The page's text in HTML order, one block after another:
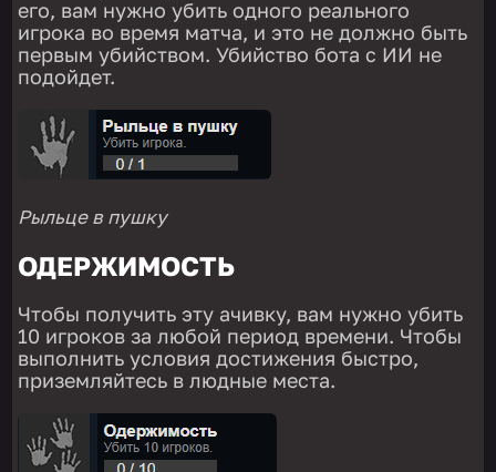
его, вам нужно убить одного реального
игрока во время матча, и это не должно быть
первым убийством. Убийство бота с ИИ не
подойдет.
Рыльце в пушку
ОДЕРЖИМОСТЬ
Чтобы получить эту ачивку, вам нужно убить
10 игроков за любой период времени. Чтобы
выполнить условия достижения быстро,
приземляйтесь в людные места.